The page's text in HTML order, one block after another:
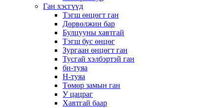
Ган хэсгүүд
Тэгш өнцөгт ган
Дөрвөлжин бар
Булцууны хавтгай
Тэгш бус өнцөг
Зургаан өнцөгт ган
Тусгай хэлбэртэй ган
би-туяа
H-туяа
Төмөр замын ган
У цацраг
Хавтгай баар